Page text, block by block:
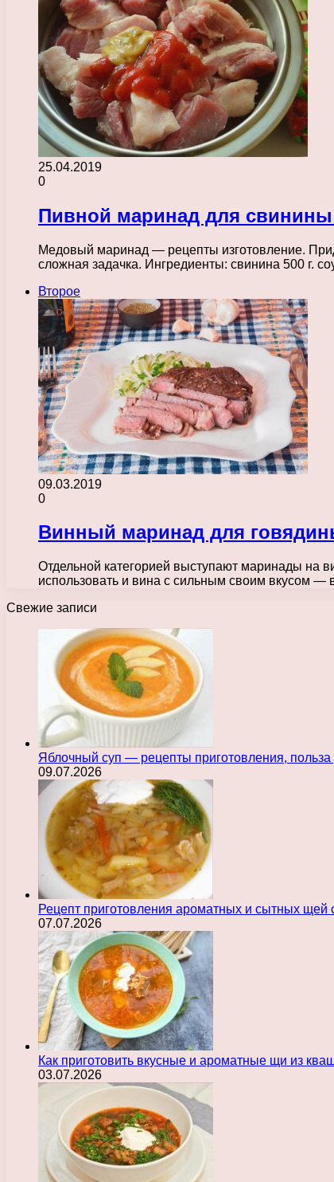
25.04.2019
0
Пивной маринад для
Медовый маринад — рецепты изготовление.
сложная задачка. Ингредиенты: свинина 500 г.
Второе
09.03.2019
0
Винный маринад для
Отдельной категорией выступают маринады на
использовать и вина с сильным своим вкусом
Свежие записи
Яблочный суп — рецепты приготовления,
09.07.2026
Рецепт приготовления ароматных и сытных щей
07.07.2026
Как приготовить вкусные и ароматные щи из
03.07.2026